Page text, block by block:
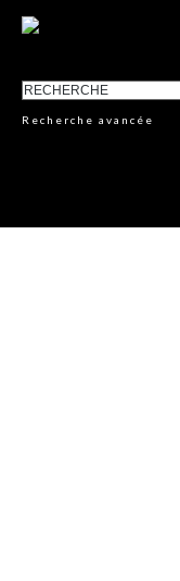
Recherche avancée